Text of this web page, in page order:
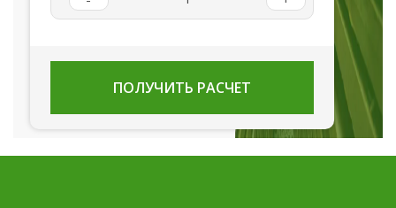
ПОЛУЧИТЬ РАСЧЕТ